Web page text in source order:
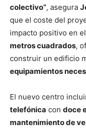
colectivo”, asegura
que el coste del
impacto positivo en
metros cuadrados,
construir un edificio
equipamientos
El nuevo centro
telefónica con doce
mantenimiento de